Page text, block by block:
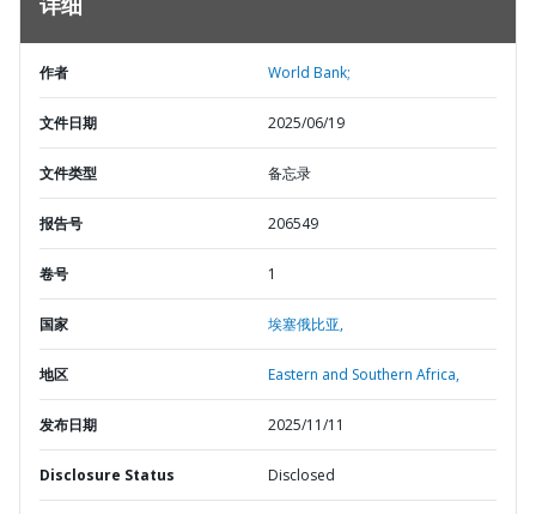
详细
作者 World Bank;
文件日期 2025/06/19
文件类型 备忘录
报告号 206549
卷号 1
国家 埃塞俄比亚,
地区 Eastern and Southern Africa,
发布日期 2025/11/11
Disclosure Status Disclosed